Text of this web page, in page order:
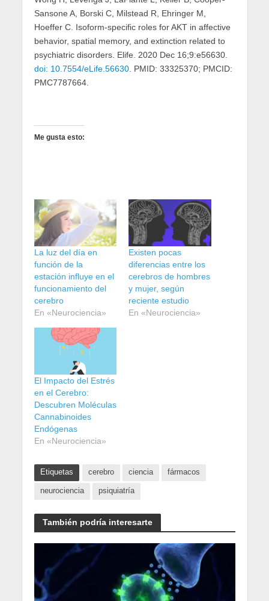
Sansone A, Borski C, Milstead R, Ehringer M,
Hoeffer C. Isoform-specific roles for AKT in affective
behavior, spatial memory, and extinction related to
psychiatric disorders. Elife. 2020 Dec 16;9:e56630.
doi: 10.7554/eLife.56630. PMID: 33325370; PMCID:
PMC7787664.
Me gusta esto:
La luz del día en
función de la
estación influye en el
funcionamiento del
cerebro
En «Neurociencia»
Existen pocas
diferencias entre los
cerebros de hombres
y mujer, según
reciente estudio
En «Neurociencia»
El Impacto del Estrés
en el Cerebro:
Descubren Moléculas
Cannabinoides
Endógenas
En «Neurociencia»
Etiquetas cerebro ciencia fármacos
neurociencia psiquiatría
También podría interesarte